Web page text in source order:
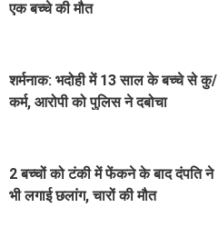
एक बच्चे की मौत
शर्मनाक: भदोही में 13 साल के बच्चे से कु/
कर्म, आरोपी को पुलिस ने दबोचा
2 बच्चों को टंकी में फेंकने के बाद दंपति ने
भी लगाई छलांग, चारों की मौत